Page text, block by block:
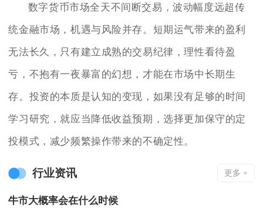
数字货币市场全天不间断交易，波动幅度远超传
统金融市场，机遇与风险并存。短期运气带来的盈利
无法长久，只有建立成熟的交易纪律，理性看待盈
亏，不抱有一夜暴富的幻想，才能在市场中长期生
存。投资的本质是认知的变现，如果没有足够的时间
学习研究，就应当降低收益预期，选择更加保守的定
投模式，减少频繁操作带来的不确定性。
行业资讯 更多 +
牛市大概率会在什么时候